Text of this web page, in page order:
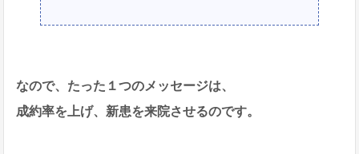
なので、たった１つのメッセージは、
成約率を上げ、新患を来院させるのです。